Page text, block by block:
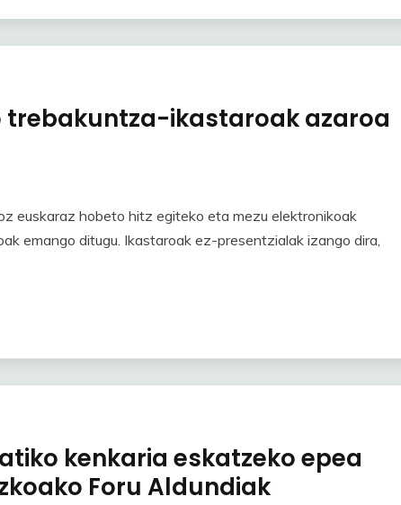
trebakuntza-ikastaroak azaroa
euskaraz hobeto hitz egiteko eta mezu elektronikoak
emango ditugu. Ikastaroak ez-presentzialak izango dira,
kenkaria eskatzeko epea
Foru Aldundiak